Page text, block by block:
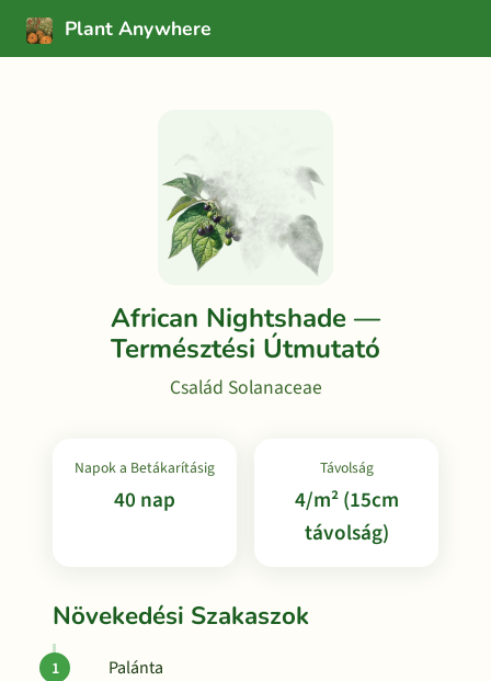
Plant Anywhere
African Nightshade —
Természtési Útmutató
Család Solanaceae
Napok a Betákarításig
40 nap
Távolság
4/m² (15cm
távolság)
Növekedési Szakaszok
Palánta